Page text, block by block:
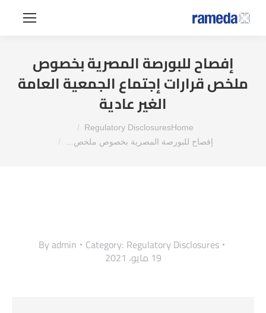
إفصاح للبورصة المصرية بخصوص
ملخص قرارات إجتماع الجمعية العامة
الغير عادية
Home
Regulatory Disclosures
إفصاح للبورصة المصرية بخصوص ملخص…
Category: Regulatory Disclosures
Byadmin
19 مايو، 2021